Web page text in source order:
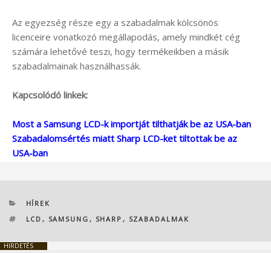
Az egyezség része egy a szabadalmak kölcsönös
licenceire vonatkozó megállapodás, amely mindkét cég
számára lehetővé teszi, hogy termékeikben a másik
szabadalmainak használhassák.
Kapcsolódó linkek:
Most a Samsung LCD-k importját tilthatják be az USA-ban
Szabadalomsértés miatt Sharp LCD-ket tiltottak be az
USA-ban
KATEGÓRIÁK
HÍREK
CÍMKÉK
LCD , SAMSUNG , SHARP , SZABADALMAK
HIRDETÉS